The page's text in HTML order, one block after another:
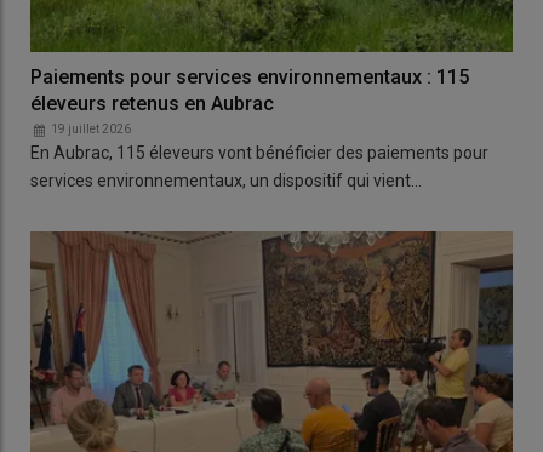
Paiements pour services environnementaux : 115
éleveurs retenus en Aubrac
19 juillet 2026
En Aubrac, 115 éleveurs vont bénéficier des paiements pour
services environnementaux, un dispositif qui vient…